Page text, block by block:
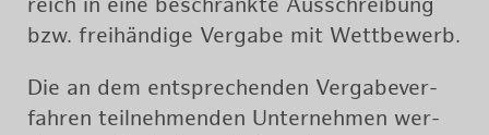
reich in eine be­schränk­te Aus­schrei­bung
bzw. frei­hän­di­ge Ver­ga­be mit Wett­be­werb.
Die an dem ent­spre­chen­den Ver­ga­be­ver­
fah­ren teil­neh­men­den Un­ter­neh­men wer­